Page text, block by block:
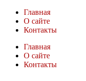
Главная
О сайте
Контакты
Главная
О сайте
Контакты